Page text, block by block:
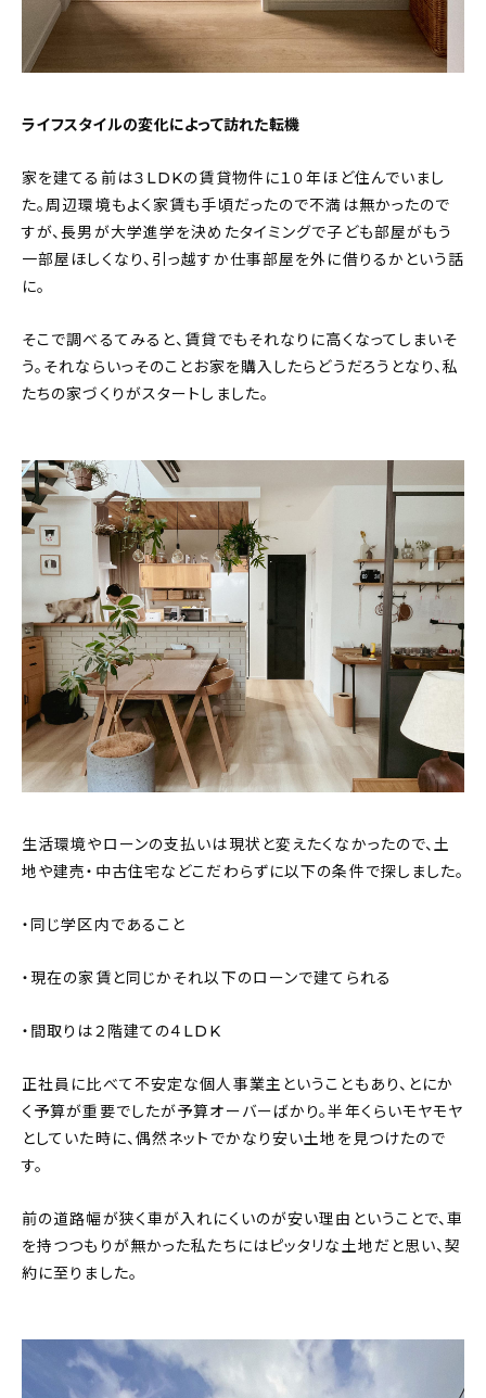
ライフスタイルの変化によって訪れた転機
家を建てる前は３LDKの賃貸物件に１０年ほど住んでいまし
た。周辺環境もよく家賃も手頃だったので不満は無かったので
すが、長男が大学進学を決めたタイミングで子ども部屋がもう
一部屋ほしくなり、引っ越すか仕事部屋を外に借りるかという話
に。
そこで調べるてみると、賃貸でもそれなりに高くなってしまいそ
う。それならいっそのことお家を購入したらどうだろうとなり、私
たちの家づくりがスタートしました。
生活環境やローンの支払いは現状と変えたくなかったので、土
地や建売・中古住宅などこだわらずに以下の条件で探しました。
・同じ学区内であること
・現在の家賃と同じかそれ以下のローンで建てられる
・間取りは２階建ての４LDK
正社員に比べて不安定な個人事業主ということもあり、とにか
く予算が重要でしたが予算オーバーばかり。半年くらいモヤモヤ
としていた時に、偶然ネットでかなり安い土地を見つけたので
す。
前の道路幅が狭く車が入れにくいのが安い理由ということで、車
を持つつもりが無かった私たちにはピッタリな土地だと思い、契
約に至りました。